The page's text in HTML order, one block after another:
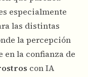
especialmente
las distintas
la percepción
la confianza de
con IA